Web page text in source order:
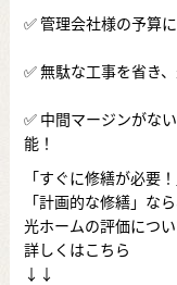
✅ 管理会社様の予算
✅ 無駄な工事を省き
✅ 中間マージンがな
能！
「すぐに修繕が必要
「計画的な修繕」な
光ホームの評価につ
詳しくはこちら
↓↓